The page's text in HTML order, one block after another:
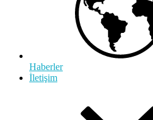
Haberler
İletişim